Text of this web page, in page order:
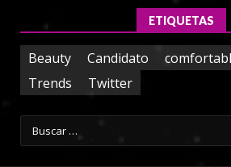
ETIQUETAS
Beauty Candidato
Trends
Twitter
Buscar: